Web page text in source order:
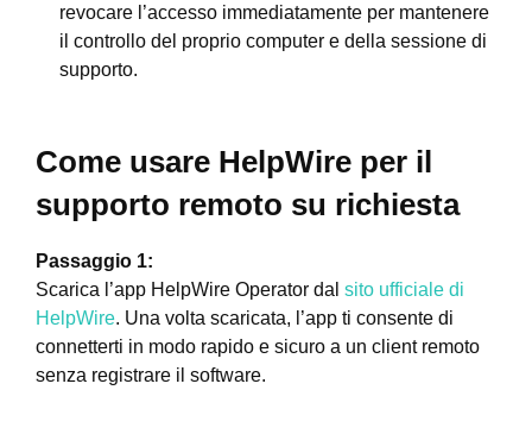
revocare l’accesso immediatamente per mantenere
il controllo del proprio computer e della sessione di
supporto.
Come usare HelpWire per il
supporto remoto su richiesta
Passaggio 1:
Scarica l’app HelpWire Operator dal sito ufficiale di
HelpWire. Una volta scaricata, l’app ti consente di
connetterti in modo rapido e sicuro a un client remoto
senza registrare il software.